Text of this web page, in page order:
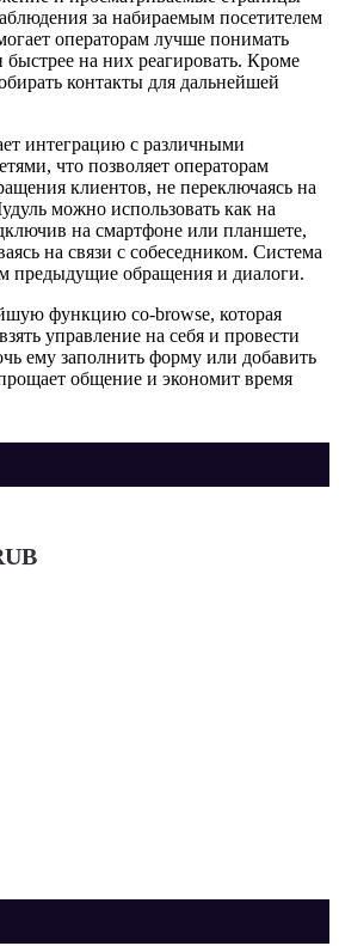
за набираемым посетителем
операторам лучше понимать
быстрее на них реагировать. Кроме
контакты для дальнейшей
интеграцию с различными
что позволяет операторам
клиентов, не переключаясь на
можно использовать как на
на смартфоне или планшете,
на связи с собеседником. Система
предыдущие обращения и диалоги.
функцию co-browse, которая
управление на себя и провести
ему заполнить форму или добавить
общение и экономит время